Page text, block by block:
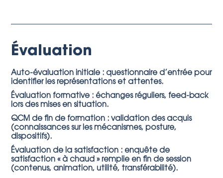
Évaluation
Auto-évaluation initiale : questionnaire d’entrée pour
identifier les représentations et attentes.
Évaluation formative : échanges réguliers, feed-back
lors des mises en situation.
QCM de fin de formation : validation des acquis
(connaissances sur les mécanismes, posture,
dispositifs).
Évaluation de la satisfaction : enquête de
satisfaction « à chaud » remplie en fin de session
(contenus, animation, utilité, transférabilité).